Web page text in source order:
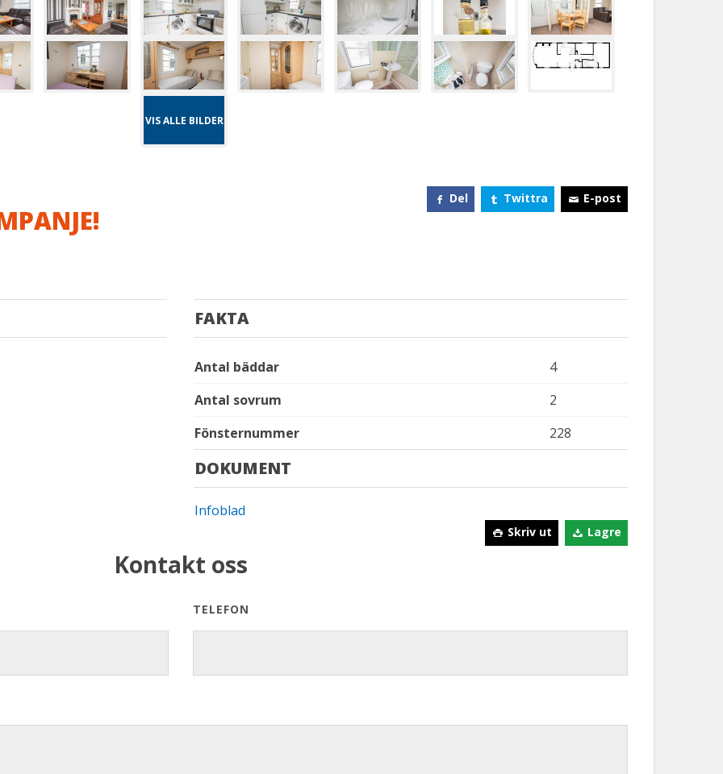
VIS ALLE BILDER
Del Twittra E-post
FAKTA
Antal bäddar
4
Antal sovrum
2
Fönsternummer
228
DOKUMENT
Infoblad
Skriv ut Lagre
Kontakt oss
TELEFON